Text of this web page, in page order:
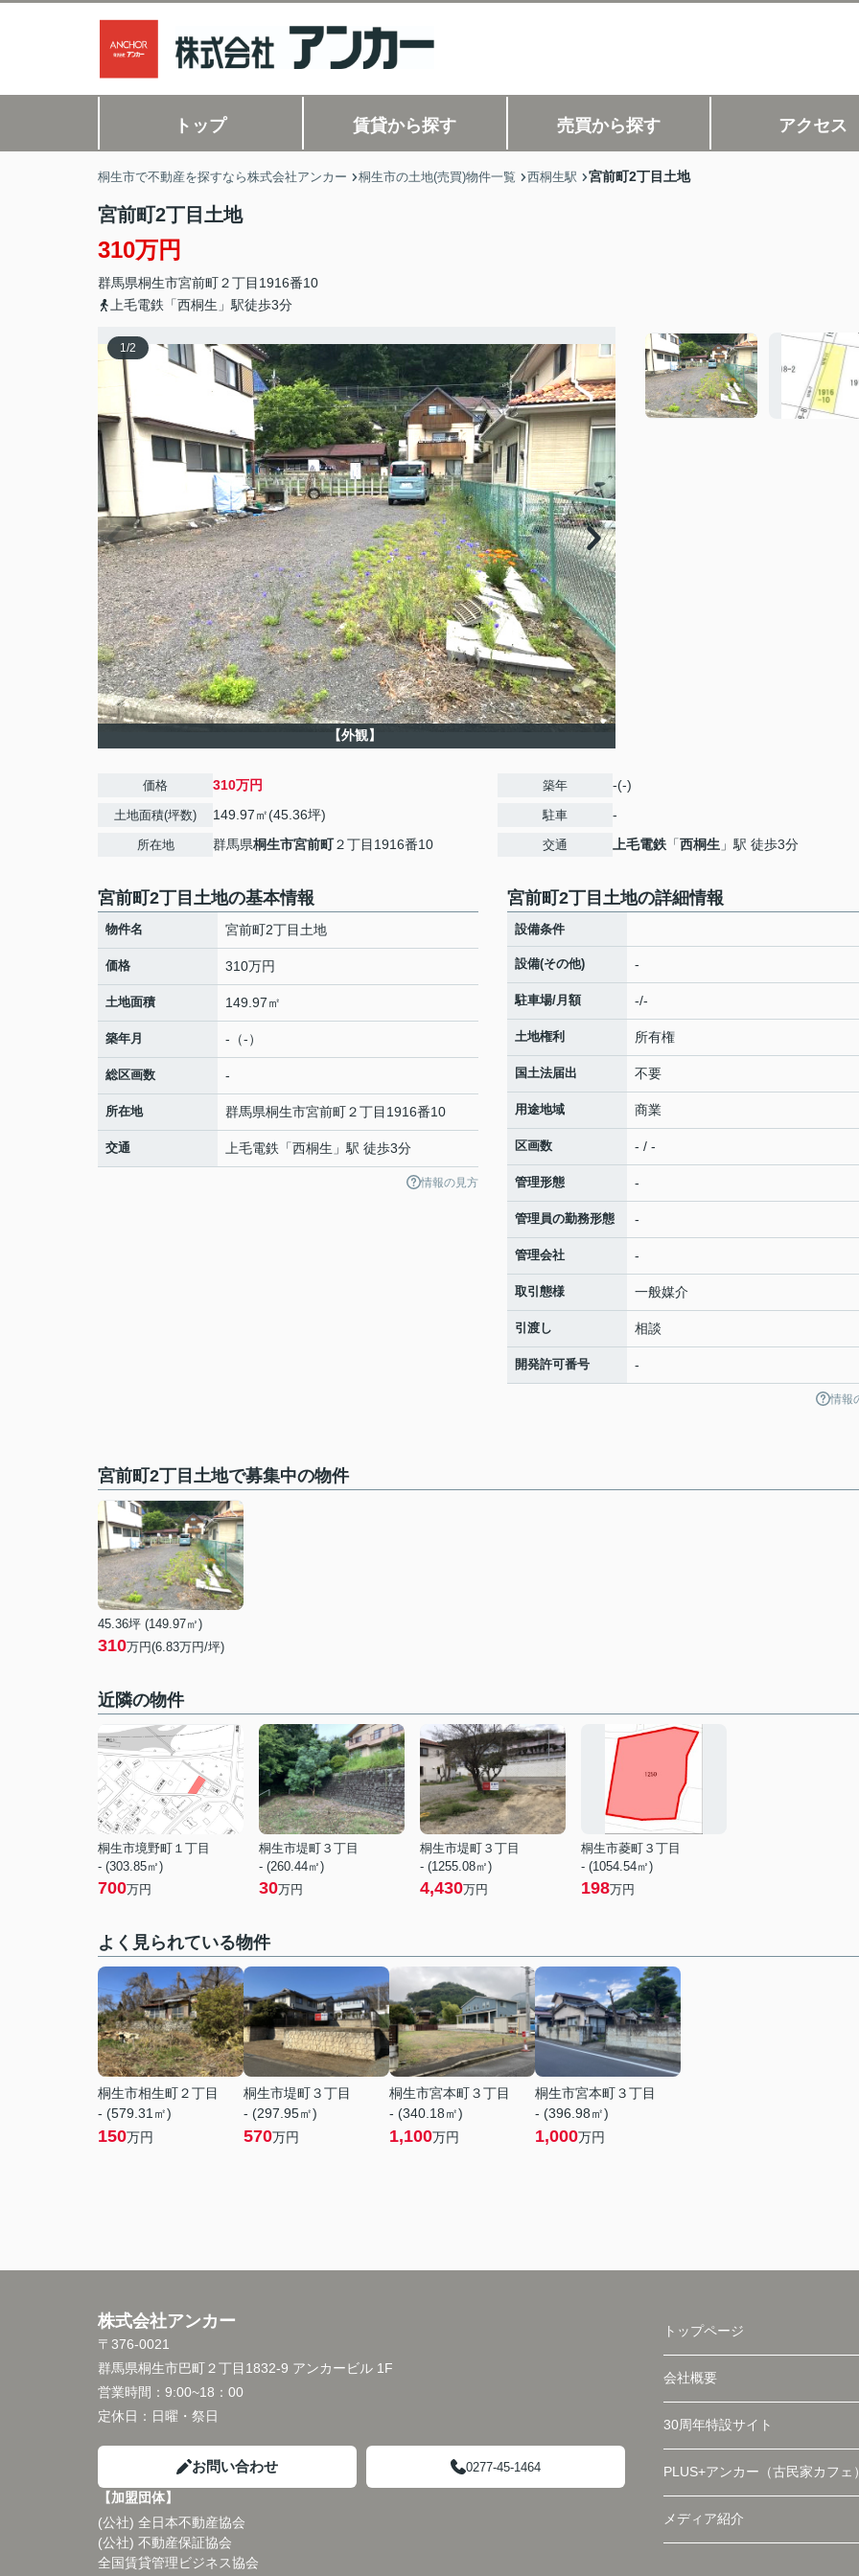
トップ 賃貸から探す 売買から探す アクセス
桐生市で不動産を探すなら株式会社アンカー 桐生市の土地(売買)物件一覧 西桐生駅 宮前町2丁目土地
宮前町2丁目土地
310万円
群馬県桐生市宮前町２丁目1916番10
上毛電鉄「西桐生」駅徒歩3分
1/2
【外観】
価格 310万円
土地面積(坪数) 149.97㎡(45.36坪)
所在地 群馬県桐生市宮前町２丁目1916番10
築年 -(-)
駐車 -
交通 上毛電鉄 「西桐生 」駅 徒歩3分
宮前町2丁目土地の基本情報
物件名 宮前町2丁目土地
価格 310万円
土地面積 149.97㎡
築年月 -（-）
総区画数 -
所在地 群馬県桐生市宮前町２丁目1916番10
交通 上毛電鉄 「西桐生 」駅 徒歩3分
情報の見方
宮前町2丁目土地の詳細情報
設備条件
設備(その他) -
駐車場/月額 -/-
土地権利 所有権
国土法届出 不要
用途地域 商業
区画数 - / -
管理形態 -
管理員の勤務形態 -
管理会社 -
取引態様 一般媒介
引渡し 相談
開発許可番号 -
情報
宮前町2丁目土地で募集中の物件
45.36坪 (149.97㎡)
310万円(6.83万円/坪)
近隣の物件
桐生市境野町１丁目
- (303.85㎡)
700万円
桐生市堤町３丁目
- (260.44㎡)
30万円
桐生市堤町３丁目
- (1255.08㎡)
4,430万円
桐生市菱町３丁目
- (1054.54㎡)
198万円
よく見られている物件
桐生市相生町２丁目
- (579.31㎡)
150万円
桐生市堤町３丁目
- (297.95㎡)
570万円
桐生市宮本町３丁目
- (340.18㎡)
1,100万円
桐生市宮本町３丁目
- (396.98㎡)
1,000万円
株式会社アンカー
〒376-0021
群馬県桐生市巴町２丁目1832-9 アンカービル 1F
営業時間： 9:00~18：00
定休日： 日曜・祭日
お問い合わせ 0277-45-1464
【加盟団体】
(公社) 全日本不動産協会
(公社) 不動産保証協会
全国賃貸管理ビジネス協会
トップページ
会社概要
30周年特設サイト
PLUS+アンカー（古民家カフェ
メディア紹介